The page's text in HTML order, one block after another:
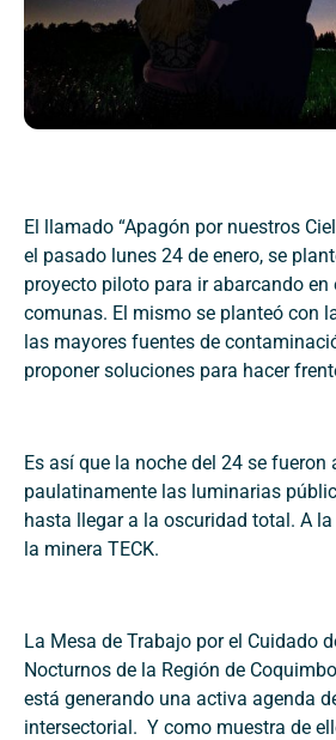
El llamado “Apagón por nuestros
el pasado lunes 24 de enero, se
proyecto piloto para ir abarcando
comunas. El mismo se planteó con
las mayores fuentes de
proponer soluciones para hacer
Es así que la noche del 24 se fueron
paulatinamente las luminarias
hasta llegar a la oscuridad total. A
la minera TECK.
La Mesa de Trabajo por el Cuidado
Nocturnos de la Región de
está generando una activa agenda
intersectorial. Y como muestra de